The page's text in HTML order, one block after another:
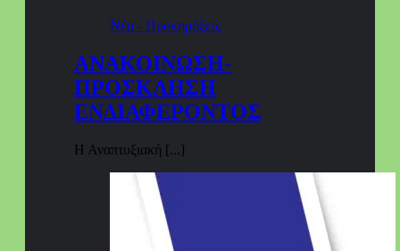
Νέα - Προκηρύξεις
ΑΝΑΚΟΙΝΩΣΗ-
ΠΡΟΣΚΛΗΣΗ
ΕΝΔΙΑΦΕΡΟΝΤΟΣ
Η Αναπτυξιακή [...]